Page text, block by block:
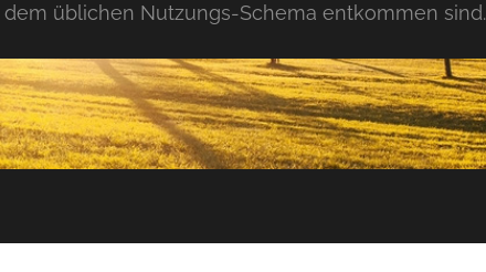
üblichen Nutzungs-Schema entkommen sind.